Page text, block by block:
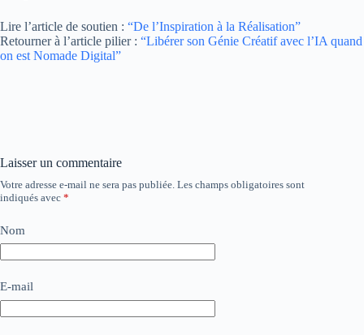
Lire l’article de soutien : “De l’Inspiration à la Réalisation”
Retourner à l’article pilier : “Libérer son Génie Créatif avec l’IA quand
on est Nomade Digital”
Laisser un commentaire
Votre adresse e-mail ne sera pas publiée. Les champs obligatoires sont
indiqués avec *
Nom
E-mail